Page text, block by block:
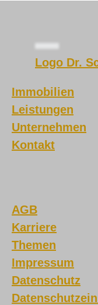
Logo Dr.
Immobilien
Leistungen
Unternehmen
Kontakt
AGB
Karriere
Themen
Impressum
Datenschutz